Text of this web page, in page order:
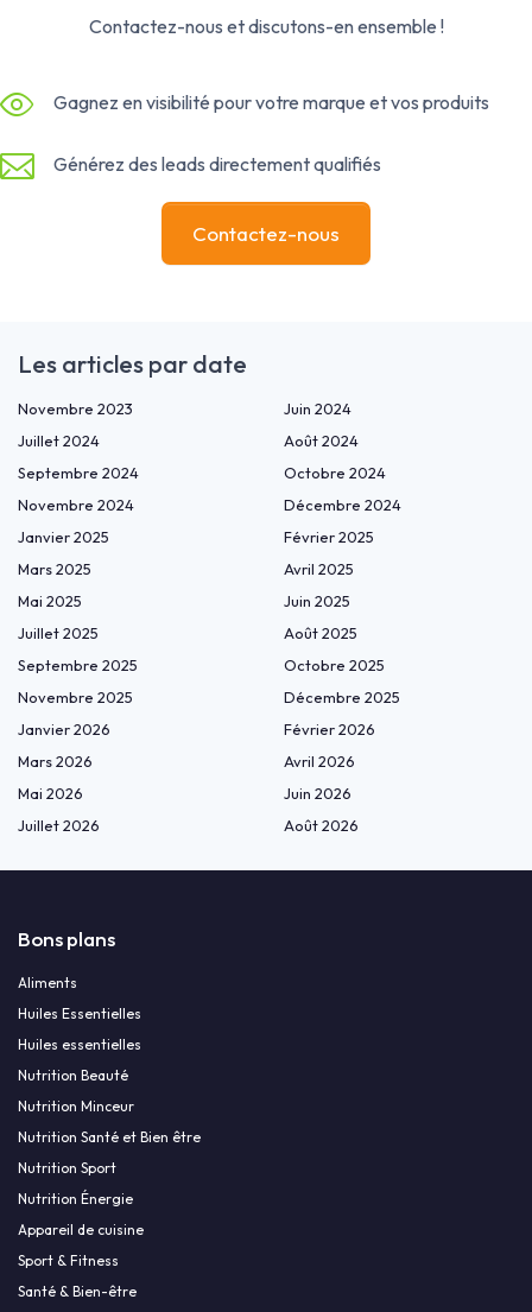
Contactez-nous et discutons-en ensemble !
Gagnez en visibilité pour votre marque et vos produits
Générez des leads directement qualifiés
Contactez-nous
Les articles par date
Novembre 2023
Juin 2024
Juillet 2024
Août 2024
Septembre 2024
Octobre 2024
Novembre 2024
Décembre 2024
Janvier 2025
Février 2025
Mars 2025
Avril 2025
Mai 2025
Juin 2025
Juillet 2025
Août 2025
Septembre 2025
Octobre 2025
Novembre 2025
Décembre 2025
Janvier 2026
Février 2026
Mars 2026
Avril 2026
Mai 2026
Juin 2026
Juillet 2026
Août 2026
Bons plans
Aliments
Huiles Essentielles
Huiles essentielles
Nutrition Beauté
Nutrition Minceur
Nutrition Santé et Bien être
Nutrition Sport
Nutrition Énergie
Appareil de cuisine
Sport & Fitness
Santé & Bien-être